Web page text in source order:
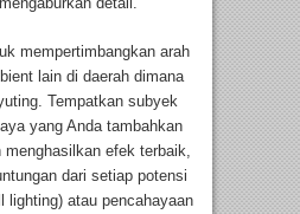
mempertimbangkan arah
lain di daerah dimana
Tempatkan subyek
yang Anda tambahkan
efek terbaik,
dari setiap potensi
lighting) atau pencahayaan